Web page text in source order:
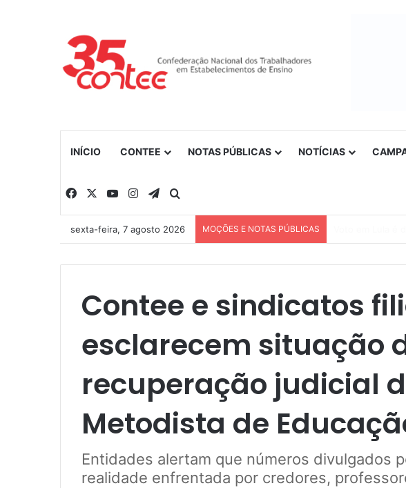
INÍCIO CONTEE NOTAS PÚBLICAS NOTÍCIAS
Facebook YouTubeInstagramTelegram
sexta-feira, 7 agosto 2026 MOÇÕES E NOTAS PÚBLICAS
Contee e sindicatos
esclarecem situação
recuperação judicial
Metodista de
Entidades alertam que números divulgados
realidade enfrentada por credores,